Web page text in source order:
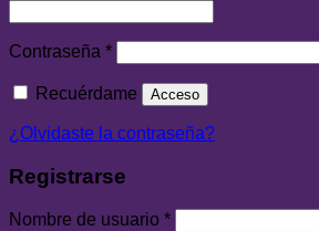
Contraseña *
Recuérdame Acceso
¿Olvidaste la contraseña?
Registrarse
Nombre de usuario *